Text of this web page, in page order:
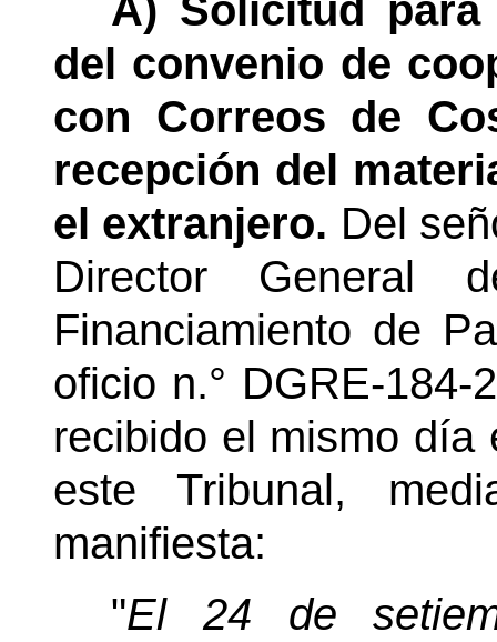
A) Solicitud
del convenio de
con Correos de
recepción del
el extranjero. Del
Director General
Financiamiento de
oficio n.° DGRE-
recibido el mismo día
este Tribunal,
manifiesta:
"El 24 de